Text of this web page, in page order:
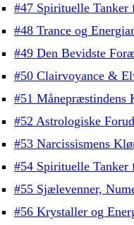
#47 Spirituelle Tanker
#48 Trance og
#49 Den Bevidste
#50 Clairvoyance &
#51 Månepræstindens
#52 Astrologiske
#53 Narcissismens
#54 Spirituelle Tanker
#55 Sjælevenner,
#56 Krystaller og